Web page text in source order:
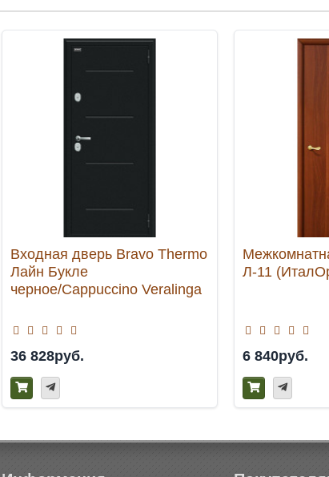
Входная дверь Bravo Thermo
Лайн Букле
черное/Cappuccino Veralinga
36 828руб.
Л-11
6 840руб.